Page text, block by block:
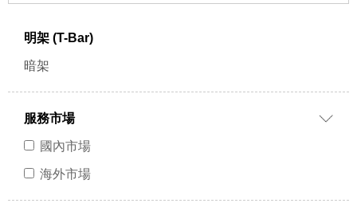
明架 (T-Bar)
暗架
服務市場
國內市場
海外市場